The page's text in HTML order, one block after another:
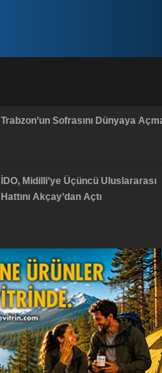
Trabzon’un Sofrasını Dünyaya
İDO, Midilli’ye Üçüncü Uluslararası
Hattını Akçay’dan Açtı